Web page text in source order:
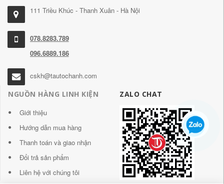
111 Triều Khúc - Thanh Xuân - Hà Nội
078.8283.789
096.6889.186
cskh@tautochanh.com
NGUỒN HÀNG LINH KIỆN
Giới thiệu
Hướng dẫn mua hàng
Thanh toán và giao nhận
Đổi trả sản phẩm
Liên hệ với chúng tôi
ZALO CHAT